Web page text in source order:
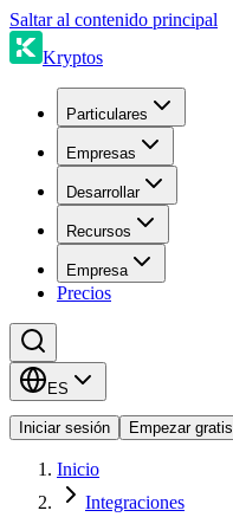
Saltar al contenido principal
Kryptos
Particulares
Empresas
Desarrollar
Recursos
Empresa
Precios
ES
Iniciar sesión Empezar gratis
Inicio
Integraciones